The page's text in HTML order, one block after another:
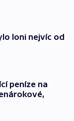
loni nejvíc od
peníze na